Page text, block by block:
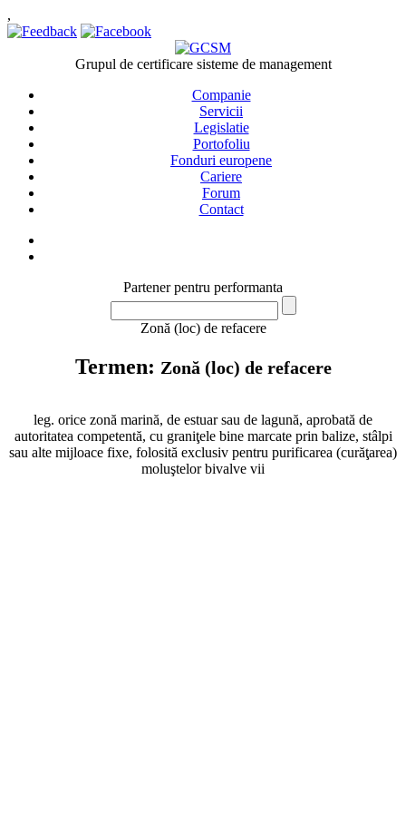
,
Grupul de certificare sisteme de management
Companie
Servicii
Legislatie
Portofoliu
Fonduri europene
Cariere
Forum
Contact
Partener pentru performanta
Zonă (loc) de refacere
Termen: Zonă (loc) de refacere
leg. orice zonă marină, de estuar sau de lagună, aprobată de
autoritatea competentă, cu graniţele bine marcate prin balize, stâlpi
sau alte mijloace fixe, folosită exclusiv pentru purificarea (curăţarea)
moluştelor bivalve vii